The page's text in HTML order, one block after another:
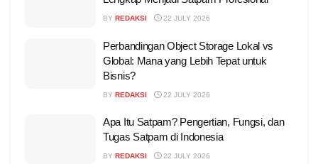
BY REDAKSI 22 JULY 2026
Perbandingan Object Storage Lokal vs
Global: Mana yang Lebih Tepat untuk
Bisnis?
BY REDAKSI 22 JULY 2026
Apa Itu Satpam? Pengertian, Fungsi, dan
Tugas Satpam di Indonesia
BY REDAKSI 22 JULY 2026